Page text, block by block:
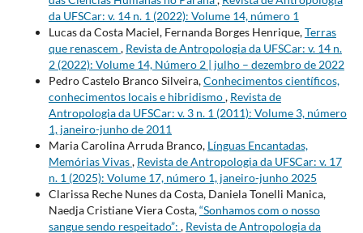
da UFSCar: v. 14 n. 1 (2022): Volume 14, número 1
Lucas da Costa Maciel, Fernanda Borges Henrique,Terras
que renascem , Revista de Antropologia da UFSCar: v. 14 n.
2 (2022): Volume 14, Número 2 | julho – dezembro de 2022
Pedro Castelo Branco Silveira,Conhecimentos científicos,
conhecimentos locais e hibridismo, Revista de
Antropologia da UFSCar: v. 3 n. 1 (2011): Volume 3, número
1, janeiro-junho de 2011
Maria Carolina Arruda Branco, Línguas Encantadas,
Memórias Vivas, Revista de Antropologia da UFSCar: v. 17
n. 1 (2025): Volume 17, número 1, janeiro-junho 2025
Clarissa Reche Nunes da Costa, Daniela Tonelli Manica,
Naedja Cristiane Viera Costa,“Sonhamos com o nosso
sangue sendo respeitado”: , Revista de Antropologia da